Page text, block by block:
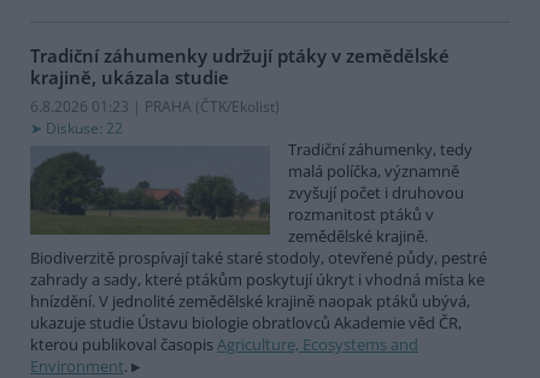
Tradiční záhumenky udržují ptáky v zemědělské
krajině, ukázala studie
6.8.2026 01:23 | PRAHA (ČTK/Ekolist)
Diskuse: 22
Tradiční záhumenky, tedy
malá políčka, významně
zvyšují počet i druhovou
rozmanitost ptáků v
zemědělské krajině.
Biodiverzitě prospívají také staré stodoly, otevřené půdy, pestré
zahrady a sady, které ptákům poskytují úkryt i vhodná místa ke
hnízdění. V jednolité zemědělské krajině naopak ptáků ubývá,
ukazuje studie Ústavu biologie obratlovců Akademie věd ČR,
kterou publikoval časopisAgriculture, Ecosystems and
Environment.